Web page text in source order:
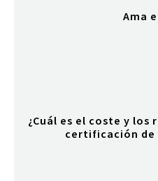
Ama
¿Cuál es el coste y
certificación de